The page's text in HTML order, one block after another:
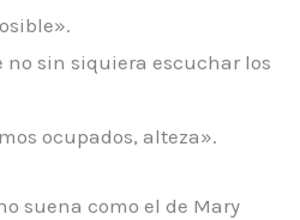
no sin siquiera escuchar los
ocupados, alteza».
suena como el de Mary